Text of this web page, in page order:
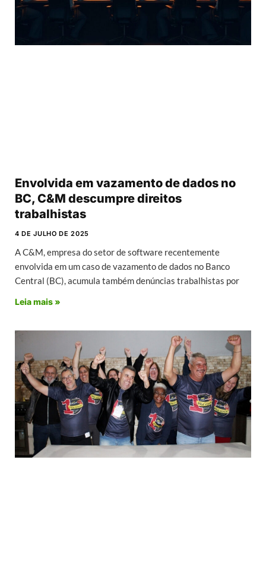
Envolvida em vazamento de dados no
BC, C&M descumpre direitos
trabalhistas
4 DE JULHO DE 2025
A C&M, empresa do setor de software recentemente
envolvida em um caso de vazamento de dados no Banco
Central (BC), acumula também denúncias trabalhistas por
Leia mais »